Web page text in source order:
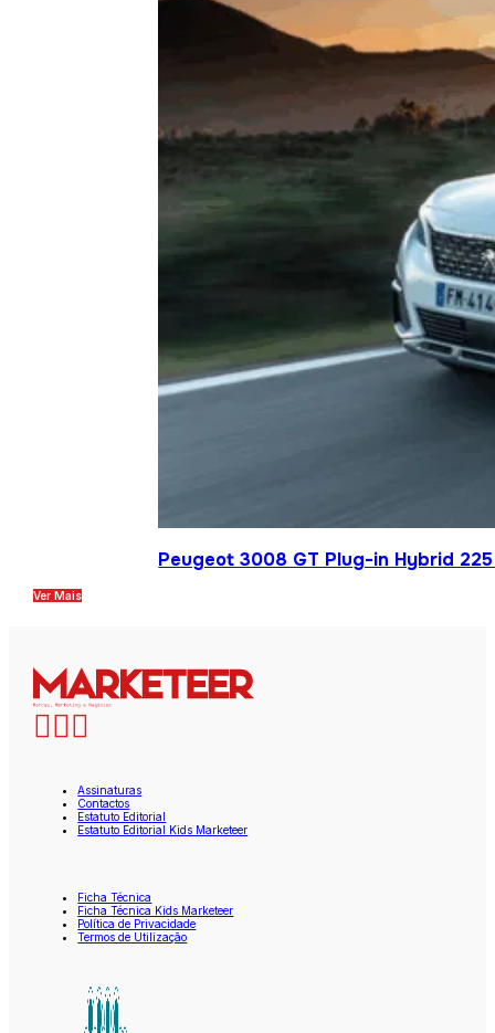
Peugeot 3008 GT Plug-in Hybrid
Ver Mais
Assinaturas
Contactos
Estatuto Editorial
Estatuto Editorial Kids Marketeer
Ficha Técnica
Ficha Técnica Kids Marketeer
Política de Privacidade
Termos de Utilização